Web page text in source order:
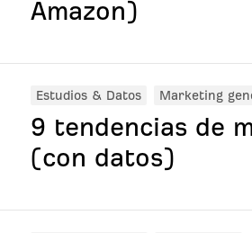
Amazon)
Estudios & Datos Marketing
9 tendencias de
(con datos)